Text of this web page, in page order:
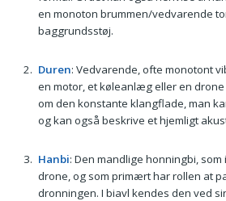
en monoton brummen/vedvarende
baggrundsstøj.
Duren: Vedvarende, ofte monotont
en motor, et køleanlæg eller en
om den konstante klangflade, man
og kan også beskrive et hjemligt
Hanbi: Den mandlige honningbi,
drone, og som primært har rollen at
dronningen. I biavl kendes den ved